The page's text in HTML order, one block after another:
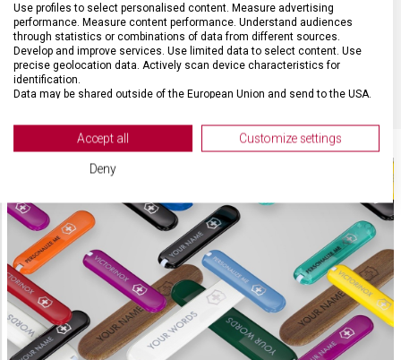
MATERIÁL Polyamid
BARVA Žlutá
Use profiles to select personalised content. Measure advertising
performance. Measure content performance. Understand audiences
through statistics or combinations of data from different sources.
Develop and improve services. Use limited data to select content. Use
precise geolocation data. Actively scan device characteristics for
identification.
Data may be shared outside of the European Union and send to the USA.
View Partner List (2 IAB Vendors)
We use your data for the following purposes:
Store and/or access information on a device
Use limited data to select advertising
Create profiles for personalised advertising
Use profiles to select personalised
advertising
Accept all Customize settings
Deny